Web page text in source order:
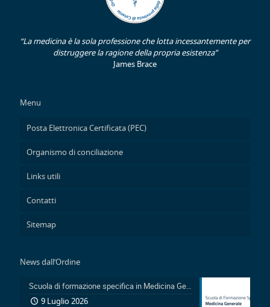
“La medicina è la sola professione che lotta incessantemente per
distruggere la ragione della propria esistenza”
James Brace
Menu
Posta Elettronica Certificata (PEC)
Organismo di conciliazione
Links utili
Contatti
Sitemap
News dall’Ordine
Scuola di formazione specifica in Medicina Generale 2026-2029: Pubblicazione avviso accesso in sovrannumero legge 401/2000 e avviso accesso degli Ufficiali Medici
9 Luglio 2026